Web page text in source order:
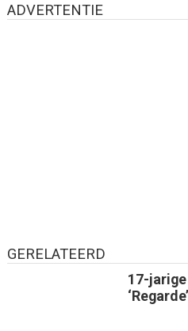
ADVERTENTIE
GERELATEERD
17-